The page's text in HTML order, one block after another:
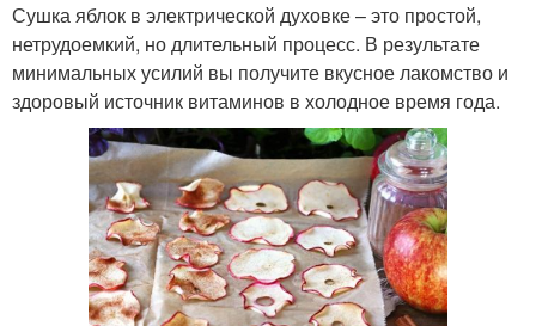
Сушка яблок в электрической духовке – это простой,
нетрудоемкий, но длительный процесс. В результате
минимальных усилий вы получите вкусное лакомство и
здоровый источник витаминов в холодное время года.